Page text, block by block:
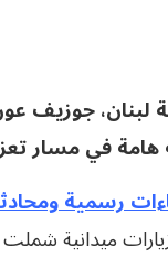
جوزيف عون،
في مسار
رسمية
ميدانية شملت